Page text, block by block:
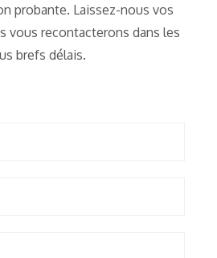
probante. Laissez-nous vos
vous recontacterons dans les
brefs délais.